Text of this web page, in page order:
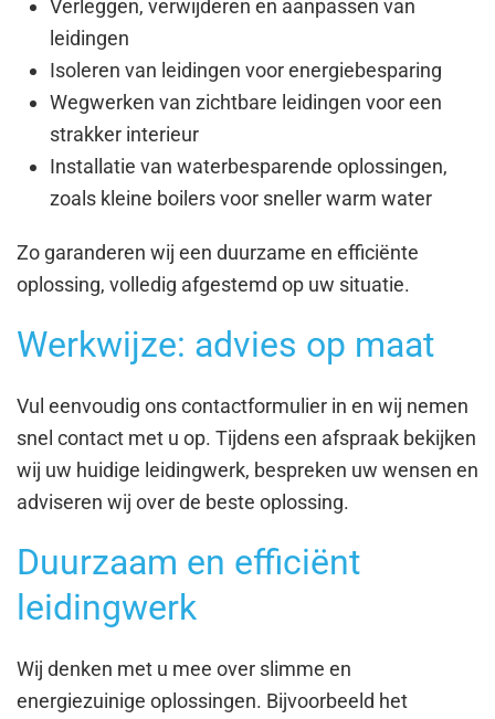
Verleggen, verwijderen en aanpassen van
leidingen
Isoleren van leidingen voor energiebesparing
Wegwerken van zichtbare leidingen voor een
strakker interieur
Installatie van waterbesparende oplossingen,
zoals kleine boilers voor sneller warm water
Zo garanderen wij een duurzame en efficiënte
oplossing, volledig afgestemd op uw situatie.
Werkwijze: advies op maat
Vul eenvoudig ons contactformulier in en wij nemen
snel contact met u op. Tijdens een afspraak bekijken
wij uw huidige leidingwerk, bespreken uw wensen en
adviseren wij over de beste oplossing.
Duurzaam en efficiënt
leidingwerk
Wij denken met u mee over slimme en
energiezuinige oplossingen. Bijvoorbeeld het